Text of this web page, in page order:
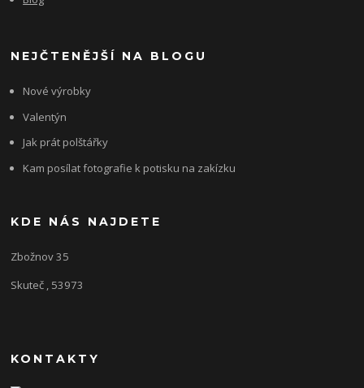
NEJČTENĚJŠÍ NA BLOGU
Nové výrobky
Valentýn
Jak prát polštářky
Kam posílat fotografie k potisku na zakízku
KDE NÁS NAJDETE
Zbožnov 35
Skuteč , 53973
KONTAKTY